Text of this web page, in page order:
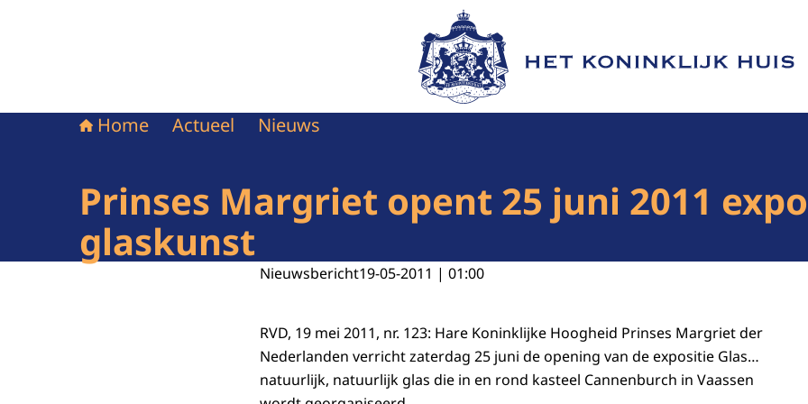
Naar de homepage van Het Koninklijk Huis
Home Actueel Nieuws
Prinses Margriet opent 25 juni 2011
glaskunst
Nieuwsbericht19-05-2011 | 01:00
RVD, 19 mei 2011, nr. 123: Hare Koninklijke Hoogheid Prinses Margriet der
Nederlanden verricht zaterdag 25 juni de opening van de expositie Glas…
natuurlijk, natuurlijk glas die in en rond kasteel Cannenburch in Vaassen